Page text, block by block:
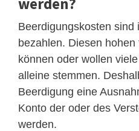
Beerdigungskosten sind
bezahlen. Diesen
können oder wollen
alleine stemmen.
Beerdigung eine
Konto der oder des
werden.